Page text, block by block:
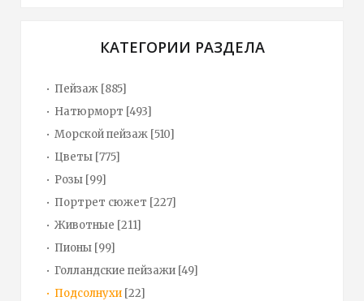
КАТЕГОРИИ РАЗДЕЛА
Пейзаж [885]
Натюрморт [493]
Морской пейзаж [510]
Цветы [775]
Розы [99]
Портрет сюжет [227]
Животные [211]
Пионы [99]
Голландские пейзажи [49]
Подсолнухи [22]